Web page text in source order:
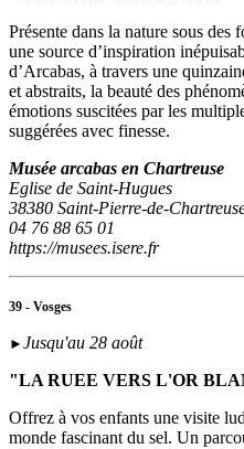
Présente dans la nature sous des
une source d’inspiration
d’Arcabas, à travers une
et abstraits, la beauté des
émotions suscitées par les
suggérées avec finesse.
Musée arcabas en Chartreuse
Eglise de Saint-Hugues
38380 Saint-Pierre-de-
04 76 88 65 01
https://musees.isere.fr
39 - Vosges
► Jusqu'au 28 août
"LA RUEE VERS L'OR
Offrez à vos enfants une visite
monde fascinant du sel. Un